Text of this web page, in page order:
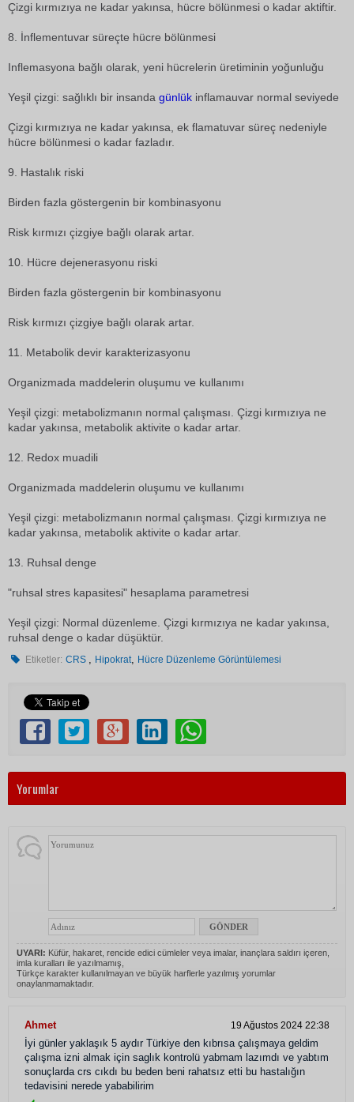
Çizgi kırmızıya ne kadar yakınsa, hücre bölünmesi o kadar aktiftir.
8. İnflementuvar süreçte hücre bölünmesi
Inflemasyona bağlı olarak, yeni hücrelerin üretiminin yoğunluğu
Yeşil çizgi: sağlıklı bir insanda günlük inflamauvar normal seviyede
Çizgi kırmızıya ne kadar yakınsa, ek flamatuvar süreç nedeniyle
hücre bölünmesi o kadar fazladır.
9. Hastalık riski
Birden fazla göstergenin bir kombinasyonu
Risk kırmızı çizgiye bağlı olarak artar.
10. Hücre dejenerasyonu riski
Birden fazla göstergenin bir kombinasyonu
Risk kırmızı çizgiye bağlı olarak artar.
11. Metabolik devir karakterizasyonu
Organizmada maddelerin oluşumu ve kullanımı
Yeşil çizgi: metabolizmanın normal çalışması. Çizgi kırmızıya ne
kadar yakınsa, metabolik aktivite o kadar artar.
12. Redox muadili
Organizmada maddelerin oluşumu ve kullanımı
Yeşil çizgi: metabolizmanın normal çalışması. Çizgi kırmızıya ne
kadar yakınsa, metabolik aktivite o kadar artar.
13. Ruhsal denge
"ruhsal stres kapasitesi" hesaplama parametresi
Yeşil çizgi: Normal düzenleme. Çizgi kırmızıya ne kadar yakınsa,
ruhsal denge o kadar düşüktür.
Etiketler: CRS , Hipokrat, Hücre Düzenleme Görüntülemesi
Yorumlar
UYARI: Küfür, hakaret, rencide edici cümleler veya imalar, inançlara saldırı içeren,
imla kuralları ile yazılmamış,
Türkçe karakter kullanılmayan ve büyük harflerle yazılmış yorumlar
onaylanmamaktadır.
Ahmet 19 Ağustos 2024 22:38
İyi günler yaklaşık 5 aydır Türkiye den kıbrısa çalışmaya geldim
çalışma izni almak için saglık kontrolü yabmam lazımdı ve yabtım
sonuçlarda crs cıkdı bu beden beni rahatsız etti bu hastalığın
tedavisini nerede yababilirim